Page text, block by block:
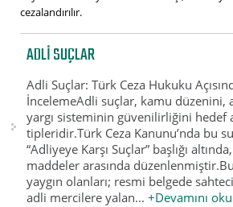
cezalandırılır.
ADLI SUÇLAR
Adli Suçlar: Türk Ceza Hukuku
İncelemeAdli suçlar, kamu düzenini,
yargı sisteminin güvenilirliğini hedef
tipleridir.Türk Ceza Kanunu’nda bu
“Adliyeye Karşı Suçlar” başlığı
maddeler arasında
yaygın olanları; resmi belgede
adli mercilere yalan...+Devamını oku